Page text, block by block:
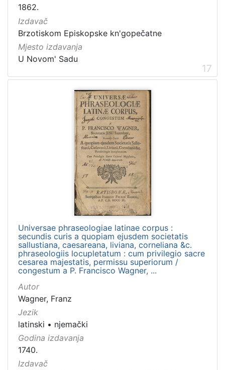
1862.
Izdavač
Brzotiskom Episkopske kn'gopečatne
Mjesto izdavanja
U Novom' Sadu
17
Universae phraseologiae latinae corpus :
secundis curis a quopiam ejusdem societatis
sallustiana, caesareana, liviana, corneliana &c.
phraseologiis locupletatum : cum privilegio sacre
cesarea majestatis, permissu superiorum /
congestum a P. Francisco Wagner, ...
Autor
Wagner, Franz
Jezik
latinski • njemački
Godina izdavanja
1740.
Izdavač